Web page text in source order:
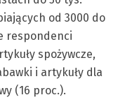
od 3000 do
respondenci
spożywcze,
i artykuły dla
(16 proc.).